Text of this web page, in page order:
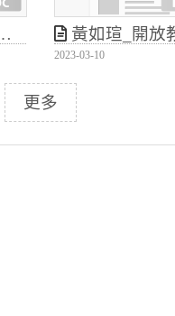
黃如瑄_開放教育資源導入課程
2023-03-10
更多